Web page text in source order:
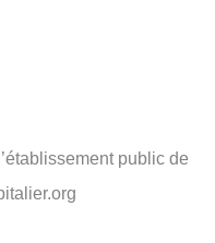
public de